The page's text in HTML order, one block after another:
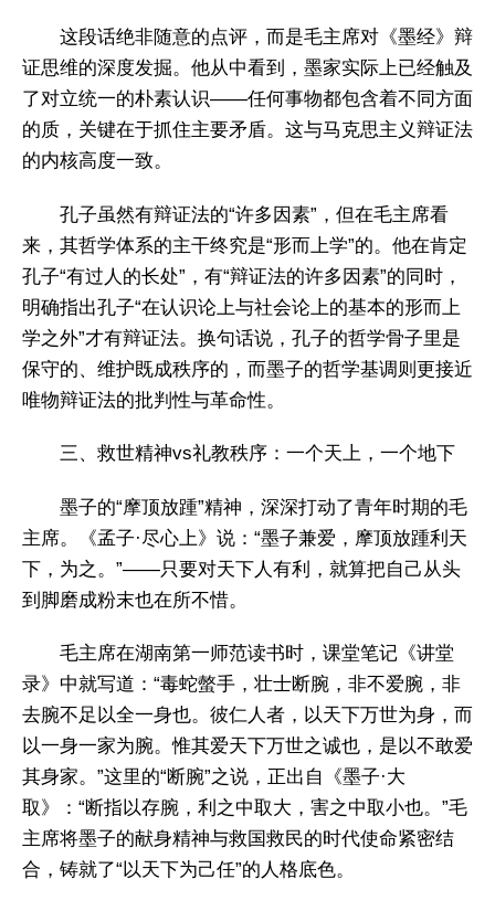
这段话绝非随意的点评，而是毛主席对《墨经》辩
证思维的深度发掘。他从中看到，墨家实际上已经触及
了对立统一的朴素认识——任何事物都包含着不同方面
的质，关键在于抓住主要矛盾。这与马克思主义辩证法
的内核高度一致。
孔子虽然有辩证法的“许多因素”，但在毛主席看
来，其哲学体系的主干终究是“形而上学”的。他在肯定
孔子“有过人的长处”，有“辩证法的许多因素”的同时，
明确指出孔子“在认识论上与社会论上的基本的形而上
学之外”才有辩证法。换句话说，孔子的哲学骨子里是
保守的、维护既成秩序的，而墨子的哲学基调则更接近
唯物辩证法的批判性与革命性。
三、救世精神vs礼教秩序：一个天上，一个地下
墨子的“摩顶放踵”精神，深深打动了青年时期的毛
主席。《孟子·尽心上》说：“墨子兼爱，摩顶放踵利天
下，为之。”——只要对天下人有利，就算把自己从头
到脚磨成粉末也在所不惜。
毛主席在湖南第一师范读书时，课堂笔记《讲堂
录》中就写道：“毒蛇螫手，壮士断腕，非不爱腕，非
去腕不足以全一身也。彼仁人者，以天下万世为身，而
以一身一家为腕。惟其爱天下万世之诚也，是以不敢爱
其身家。”这里的“断腕”之说，正出自《墨子·大
取》：“断指以存腕，利之中取大，害之中取小也。”毛
主席将墨子的献身精神与救国救民的时代使命紧密结
合，铸就了“以天下为己任”的人格底色。